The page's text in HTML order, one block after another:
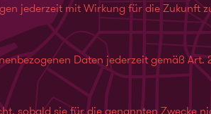
jederzeit mit Wirkung für die Zukunft
Daten jederzeit gemäß Art.
sobald sie für die genannten Zwecke